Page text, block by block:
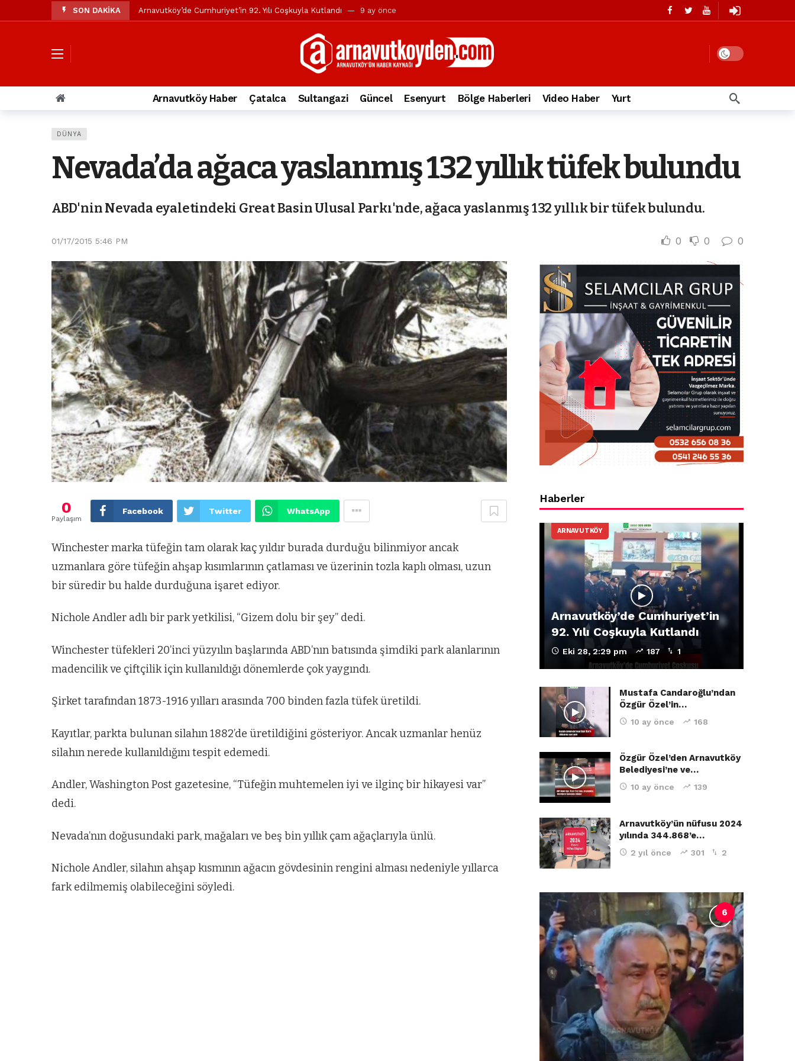
SON DAKİKA Arnavutköy’de Cumhuriyet’in 92. Yılı Coşkuyla Kutlandı 9 ay önce
Özgür Özel’den Arnavutköy Belediyesi’ne ve Mustafa Candaroğlu’na yönelik suçlamalar 10 ay önce
Arnavutköy’ün nüfusu 2024 yılında 344.868’e ulaştı 2 yıl önce
Arnavutköy Taşoluk’ta seyir halindeki otomobil alev alev yandı. 2 yıl önce
Arnavutköy İmrahor Mahallesi sakinleri protesto gösterisi düzenledi 2 yıl önce
İstanbul Havalimanı yolundaki kazada, taksideki yolcu öldü 3 yıl önce
Arnavutkoy Belediyesi’ne su baskını tepkisi 3 yıl önce
Arnavutköy Haber Çatalca Sultangazi Güncel Esenyurt Bölge Haberleri Video Haber Yurt
DÜNYA
Nevada’da ağaca yaslanmış 132 yıllık tüfek bulundu
ABD'nin Nevada eyaletindeki Great Basin Ulusal Parkı'nde, ağaca yaslanmış 132 yıllık bir tüfek bulundu.
01/17/2015 5:46 PM 0 0 0
0
Paylaşım
Facebook Twitter WhatsApp
Winchester marka tüfeğin tam olarak kaç yıldır burada durduğu bilinmiyor ancak
uzmanlara göre tüfeğin ahşap kısımlarının çatlaması ve üzerinin tozla kaplı olması, uzun
bir süredir bu halde durduğuna işaret ediyor.
Nichole Andler adlı bir park yetkilisi, “Gizem dolu bir şey” dedi.
Winchester tüfekleri 20’inci yüzyılın başlarında ABD’nın batısında şimdiki park alanlarının
madencilik ve çiftçilik için kullanıldığı dönemlerde çok yaygındı.
Şirket tarafından 1873-1916 yılları arasında 700 binden fazla tüfek üretildi.
Kayıtlar, parkta bulunan silahın 1882’de üretildiğini gösteriyor. Ancak uzmanlar henüz
silahın nerede kullanıldığını tespit edemedi.
Andler, Washington Post gazetesine, “Tüfeğin muhtemelen iyi ve ilginç bir hikayesi var”
dedi.
Nevada’nın doğusundaki park, mağaları ve beş bin yıllık çam ağaçlarıyla ünlü.
Nichole Andler, silahın ahşap kısmının ağacın gövdesinin rengini alması nedeniyle yıllarca
fark edilmemiş olabileceğini söyledi.
Haberler
ARNAVUTKÖY
Arnavutköy’de Cumhuriyet’in
92. Yılı Coşkuyla Kutlandı
Eki 28, 2:29 pm 187 1
Mustafa Candaroğlu’ndan
Özgür Özel’in…
10 ay önce 168
Özgür Özel’den Arnavutköy
Belediyesi’ne ve…
10 ay önce 139
Arnavutköy’ün nüfusu 2024
yılında 344.868’e…
2 yıl önce 301 2